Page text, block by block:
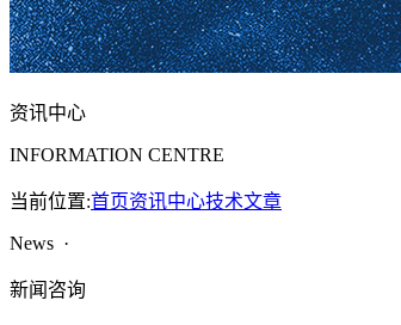
资讯中心
INFORMATION CENTRE
当前位置:首页资讯中心技术文章
News ·
新闻咨询